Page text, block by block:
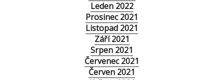
Leden 2022
Prosinec 2021
Listopad 2021
Září 2021
Srpen 2021
Červenec 2021
Červen 2021